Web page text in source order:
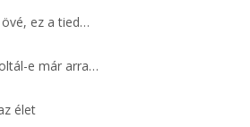
övé, ez a tied…
e már arra…
élet